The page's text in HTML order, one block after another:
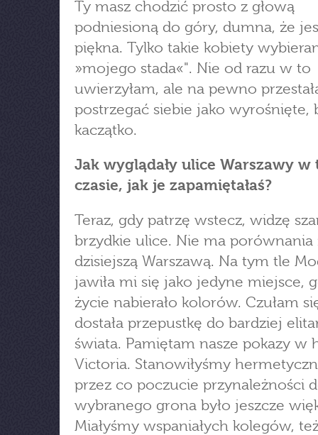
Ty masz chodzić prosto z głową
podniesioną do góry, dumna, że
piękna. Tylko takie kobiety
»mojego stada«". Nie od razu w to
uwierzyłam, ale na pewno
postrzegać siebie jako wyrośnięte,
kaczątko.
Jak wyglądały ulice Warszawy
czasie, jak je zapamiętałaś?
Teraz, gdy patrzę wstecz, widzę
brzydkie ulice. Nie ma porównania
dzisiejszą Warszawą. Na tym tle
jawiła mi się jako jedyne miejsce,
życie nabierało kolorów. Czułam
dostała przepustkę do bardziej
świata. Pamiętam nasze pokazy w
Victoria. Stanowiłyśmy
przez co poczucie przynależności
wybranego grona było jeszcze
Miałyśmy wspaniałych kolegów,